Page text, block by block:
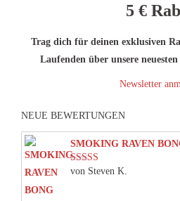
Produktseite
werden
5 €
Trag dich für deinen exklusiven
Laufenden über unsere
Newsletter
NEUE BEWERTUNGEN
SMOKING RAVEN
Bewertet mit
von Steven K.